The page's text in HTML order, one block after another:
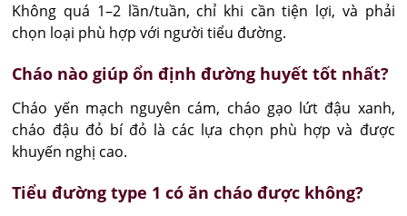
Không quá 1–2 lần/tuần, chỉ khi cần tiện lợi, và phải
chọn loại phù hợp với người tiểu đường.
Cháo nào giúp ổn định đường huyết tốt nhất?
Cháo yến mạch nguyên cám, cháo gạo lứt đậu xanh,
cháo đậu đỏ bí đỏ là các lựa chọn phù hợp và được
khuyến nghị cao.
Tiểu đường type 1 có ăn cháo được không?